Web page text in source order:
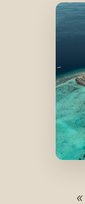
«